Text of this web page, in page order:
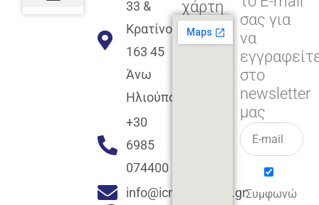
33 &
Κρατίνου
163 45
Άνω
Ηλιούπολη
+30
6985
074400
info@icmacademy.gr
χάρτη
σας για
να
στο
newsletter
μας
Συμφωνώ